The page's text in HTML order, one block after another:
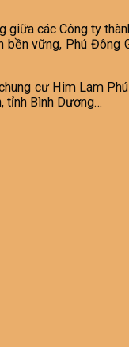
các Công ty
vững, Phú
cư Him Lam
tỉnh Bình Dương…